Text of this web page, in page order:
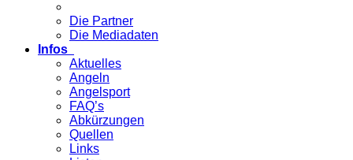
Die Partner
Die Mediadaten
Infos
Aktuelles
Angeln
Angelsport
FAQ’s
Abkürzungen
Quellen
Links